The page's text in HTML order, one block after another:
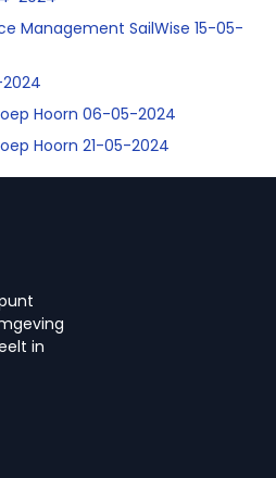
Management SailWise 15-05-
Hoorn 06-05-2024
Hoorn 21-05-2024
in